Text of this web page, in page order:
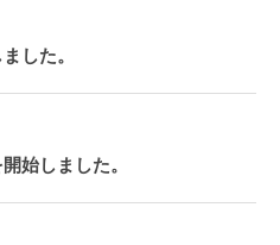
した。
始しました。